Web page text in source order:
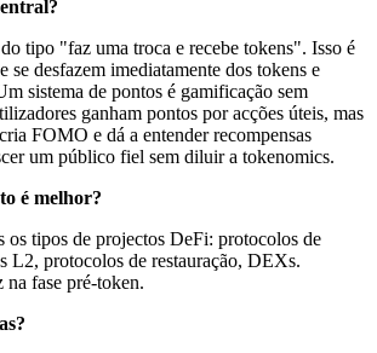
tipo "faz uma troca e recebe tokens". Isso é
se desfazem imediatamente dos tokens e
sistema de pontos é gamificação sem
ganham pontos por acções úteis, mas
FOMO e dá a entender recompensas
um público fiel sem diluir a tokenomics.
é melhor?
os tipos de projectos DeFi: protocolos de
L2, protocolos de restauração, DEXs.
na fase pré-token.